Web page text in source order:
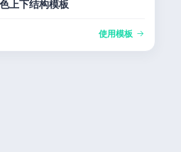
上下结构模板
使用模板